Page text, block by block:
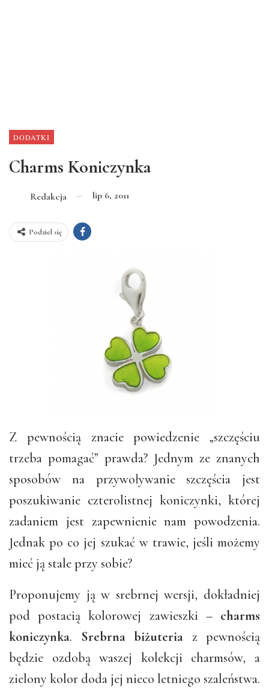
DODATKI
Charms Koniczynka
Redakcja lip 6, 2011
Podziel się
Z pewnością znacie powiedzenie „szczęściu
trzeba pomagać” prawda? Jednym ze znanych
sposobów na przywoływanie szczęścia jest
poszukiwanie czterolistnej koniczynki, której
zadaniem jest zapewnienie nam powodzenia.
Jednak po co jej szukać w trawie, jeśli możemy
mieć ją stale przy sobie?
Proponujemy ją w srebrnej wersji, dokładniej
pod postacią kolorowej zawieszki – charms
koniczynka. Srebrna biżuteria z pewnością
będzie ozdobą waszej kolekcji charmsów, a
zielony kolor doda jej nieco letniego szaleństwa.